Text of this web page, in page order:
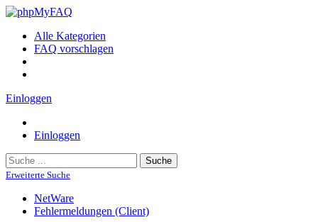
Alle Kategorien
FAQ vorschlagen
Einloggen
Einloggen
Suche
Erweiterte Suche
NetWare
Fehlermeldungen (Client)